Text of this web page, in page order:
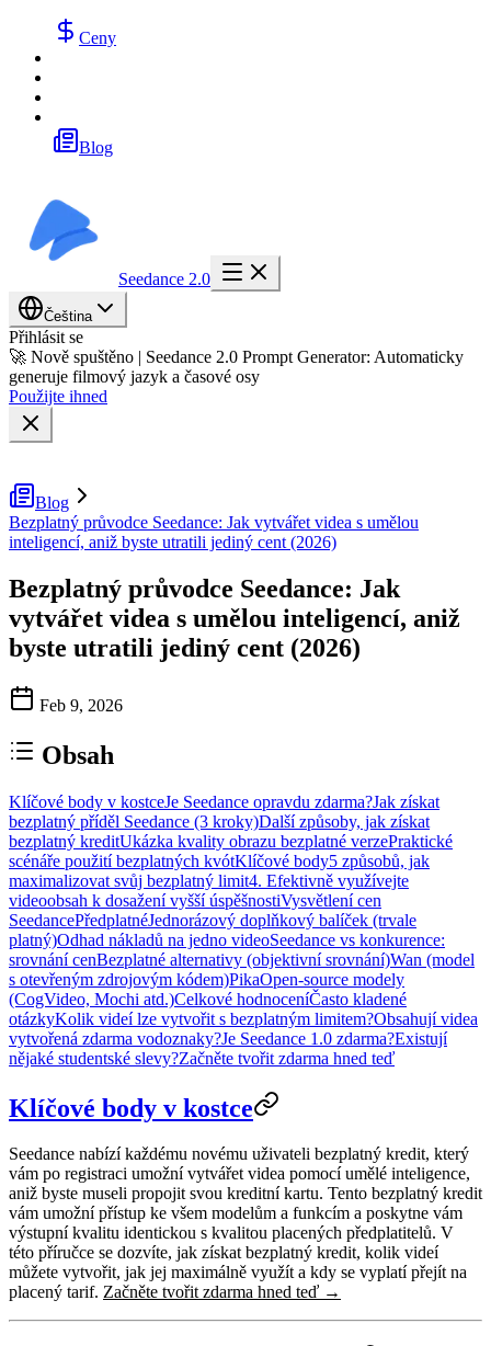
Ceny
Blog
Seedance 2.0
Čeština
Přihlásit se
🚀 Nově spuštěno | Seedance 2.0 Prompt Generator: Automaticky
generuje filmový jazyk a časové osy
Použijte ihned
Blog
Bezplatný průvodce Seedance: Jak vytvářet videa s umělou
inteligencí, aniž byste utratili jediný cent (2026)
Bezplatný průvodce Seedance: Jak
vytvářet videa s umělou inteligencí, aniž
byste utratili jediný cent (2026)
Feb 9, 2026
Obsah
Klíčové body v kostceJe Seedance opravdu zdarma?Jak získat
bezplatný příděl Seedance (3 kroky)Další způsoby, jak získat
bezplatný kreditUkázka kvality obrazu bezplatné verzePraktické
scénáře použití bezplatných kvótKlíčové body5 způsobů, jak
maximalizovat svůj bezplatný limit4. Efektivně využívejte
videoobsah k dosažení vyšší úspěšnostiVysvětlení cen
SeedancePředplatnéJednorázový doplňkový balíček (trvale
platný)Odhad nákladů na jedno videoSeedance vs konkurence:
srovnání cenBezplatné alternativy (objektivní srovnání)Wan (model
s otevřeným zdrojovým kódem)PikaOpen-source modely
(CogVideo, Mochi atd.)Celkové hodnoceníČasto kladené
otázkyKolik videí lze vytvořit s bezplatným limitem?Obsahují videa
vytvořená zdarma vodoznaky?Je Seedance 1.0 zdarma?Existují
nějaké studentské slevy?Začněte tvořit zdarma hned teď
Klíčové body v kostce
Seedance nabízí každému novému uživateli bezplatný kredit, který
vám po registraci umožní vytvářet videa pomocí umělé inteligence,
aniž byste museli propojit svou kreditní kartu. Tento bezplatný kredit
vám umožní přístup ke všem modelům a funkcím a poskytne vám
výstupní kvalitu identickou s kvalitou placených předplatitelů. V
této příručce se dozvíte, jak získat bezplatný kredit, kolik videí
můžete vytvořit, jak jej maximálně využít a kdy se vyplatí přejít na
placený tarif. Začněte tvořit zdarma hned teď →